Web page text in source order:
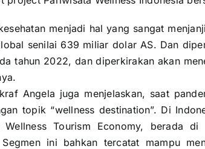
menjadi hal yang sangat
senilai 639 miliar dolar AS. Dan
tahun 2022, dan diperkirakan akan
Angela juga menjelaskan, saat
topik “wellness destination”. Di
Tourism Economy, berada
Segmen ini bahkan tercatat mampu